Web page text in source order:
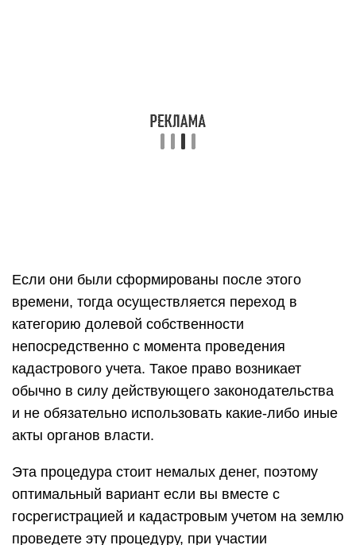
Если они были сформированы после этого
времени, тогда осуществляется переход в
категорию долевой собственности
непосредственно с момента проведения
кадастрового учета. Такое право возникает
обычно в силу действующего законодательства
и не обязательно использовать какие-либо иные
акты органов власти.
Эта процедура стоит немалых денег, поэтому
оптимальный вариант если вы вместе с
госрегистрацией и кадастровым учетом на землю
проведете эту процедуру, при участии